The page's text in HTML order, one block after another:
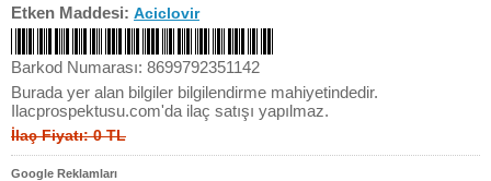
Etken Maddesi: Aciclovir
Barkod Numarası: 8699792351142
Burada yer alan bilgiler bilgilendirme mahiyetindedir.
Ilacprospektusu.com'da ilaç satışı yapılmaz.
İlaç Fiyatı: 0 TL
Google Reklamları